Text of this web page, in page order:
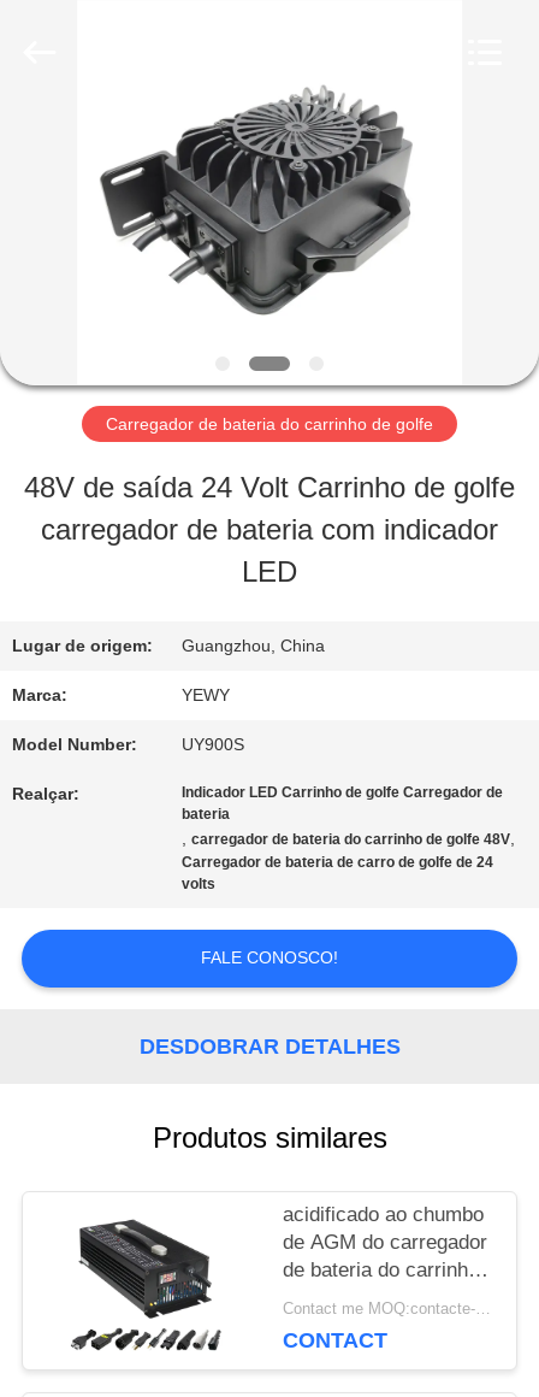
PRODUTOS
SOBRE
EXCURSÃO
FÁBRICA
DA
QUALIDADE
NOS
NOTÍCIA
MAPA
SITE
Carregador de bateria do carrinho de golfe
48V de saída 24 Volt Carrinho de golfe
carregador de bateria com indicador
LED
Lugar de origem: Guangzhou, China
Marca: YEWY
Model Number: UY900S
Realçar:
Indicador LED Carrinho de golfe Carregador de
bateria
,carregador de bateria do carrinho de golfe 48V,
Carregador de bateria de carro de golfe de 24
volts
FALE CONOSCO!
DESDOBRAR DETALHES
Produtos similares
acidificado ao chumbo
de AGM do carregador
de bateria do carrinho
de golfe de 36V 40A
personalizado
Contact me MOQ:contacte-me
CONTACT